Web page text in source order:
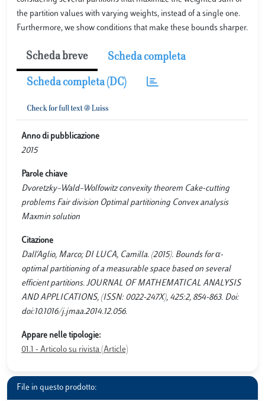
the partition values with varying weights, instead of a single one.
Furthermore, we show conditions that make these bounds sharper.
Scheda breve Scheda completa
Scheda completa (DC)
Anno di pubblicazione
2015
Parole chiave
Dvoretzky–Wald–Wolfowitz convexity theorem Cake-cutting
problems Fair division Optimal partitioning Convex analysis
Maxmin solution
Citazione
Dall'Aglio, Marco; DI LUCA, Camilla. (2015). Bounds for α-
optimal partitioning of a measurable space based on several
efficient partitions. JOURNAL OF MATHEMATICAL ANALYSIS
AND APPLICATIONS, (ISSN: 0022-247X), 425:2, 854-863. Doi:
doi:10.1016/j.jmaa.2014.12.056.
Appare nelle tipologie:
01.1 - Articolo su rivista (Article)
File in questo prodotto: